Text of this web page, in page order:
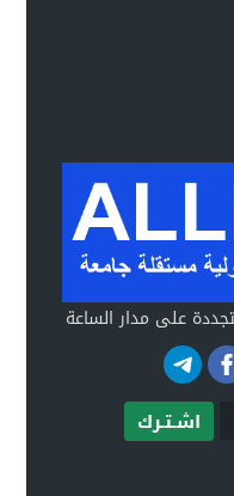
على مدار الساعة
اشـتـرك